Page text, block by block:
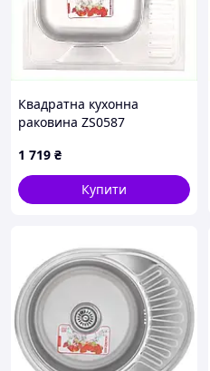
Квадратна кухонна
раковина ZS0587
глибиною PE637341E4
1 719 ₴
Купити